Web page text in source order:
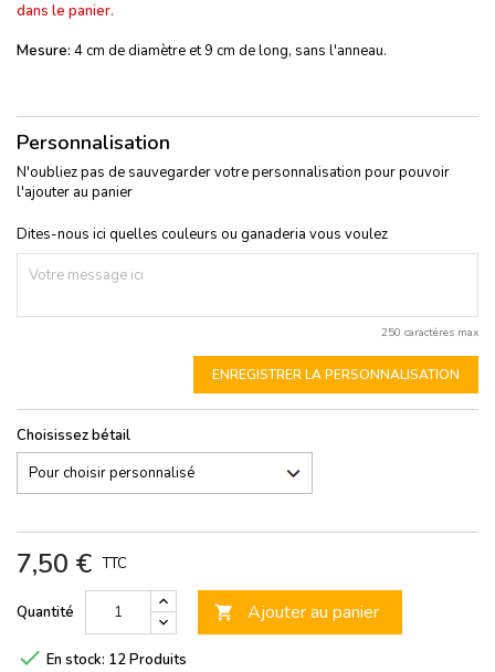
dans le panier.
Mesure: 4 cm de diamètre et 9 cm de long, sans l'anneau.
Personnalisation
N'oubliez pas de sauvegarder votre personnalisation pour pouvoir
l'ajouter au panier
Dites-nous ici quelles couleurs ou ganaderia vous voulez
250 caractères max
ENREGISTRER LA PERSONNALISATION
Choisissez bétail
7,50 € TTC
Quantité  Ajouter au panier
 En stock: 12 Produits